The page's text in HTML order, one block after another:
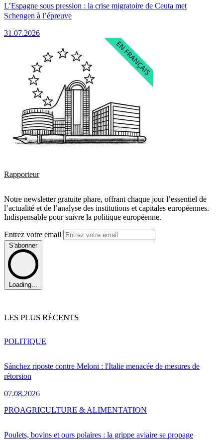
L’Espagne sous pression : la crise migratoire de Ceuta met
Schengen à l’épreuve
31.07.2026
Rapporteur
Notre newsletter gratuite phare, offrant chaque jour l’essentiel de
l’actualité et de l’analyse des institutions et capitales européennes.
Indispensable pour suivre la politique européenne.
Entrez votre email
S'abonner
Loading...
LES PLUS RÉCENTS
Sánchez riposte contre Meloni : l'Italie menacée de mesures de
rétorsion
07.08.2026
POLITIQUE
Poulets, bovins et ours polaires : la grippe aviaire se propage
PROAGRICULTURE & ALIMENTATION